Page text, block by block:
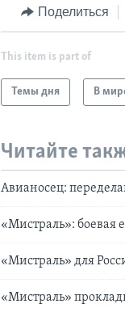
Поделиться
This item is part of
Темы дня В
Читайте
Авианосец:
«Мистраль»: боевая
«Мистраль» для
«Мистраль»